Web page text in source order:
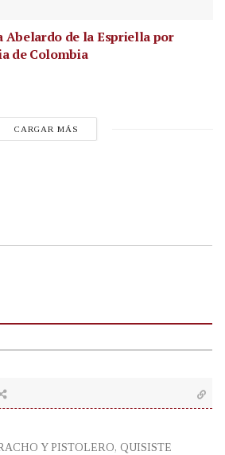
Abelardo de la Espriella por
de Colombia
CARGAR MÁS
Y PISTOLERO, QUISISTE